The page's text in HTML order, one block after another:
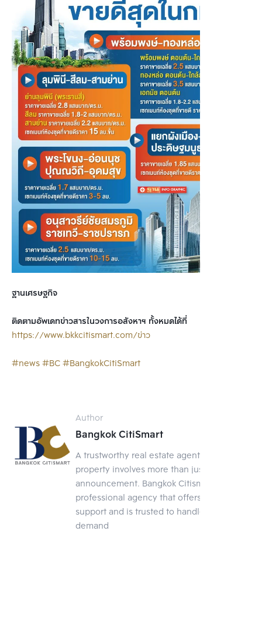
ฐานเศรษฐกิจ
ติดตามอัพเดทข่าวสารในวงการอสังหาฯ ทั้งหมดได้ที่
https://www.bkkcitismart.com/ข่าว
#news#BC#BangkokCitiSmart
Author
Bangkok CitiSmart
A trustworthy real estate agent Selling a
property involves more than just posting an
announcement. Bangkok Citismart is a
professional agency that offers full-service
support and is trusted to handle your
demand